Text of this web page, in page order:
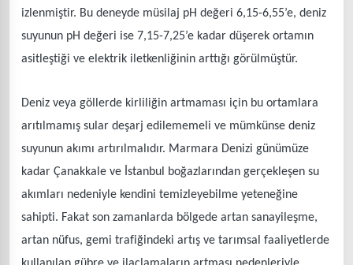
izlenmiştir. Bu deneyde müsilaj pH değeri 6,15-6,55’e, deniz
suyunun pH değeri ise 7,15-7,25’e kadar düşerek ortamın
asitleştiği ve elektrik iletkenliğinin arttığı görülmüştür.
Deniz veya göllerde kirliliğin artmaması için bu ortamlara
arıtılmamış sular deşarj edilememeli ve mümkünse deniz
suyunun akımı artırılmalıdır. Marmara Denizi günümüze
kadar Çanakkale ve İstanbul boğazlarından gerçekleşen su
akımları nedeniyle kendini temizleyebilme yeteneğine
sahipti. Fakat son zamanlarda bölgede artan sanayileşme,
artan nüfus, gemi trafiğindeki artış ve tarımsal faaliyetlerde